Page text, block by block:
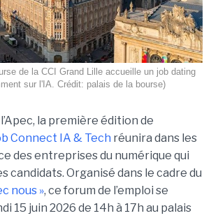
de la CCI Grand Lille accueille un job dating
sur l'IA. Crédit: palais de la bourse)
la première édition de
Connect IA & Tech réunira dans les
des entreprises du numérique qui
candidats. Organisé dans le cadre du
nous », ce forum de l’emploi se
15 juin 2026 de 14h à 17h au palais